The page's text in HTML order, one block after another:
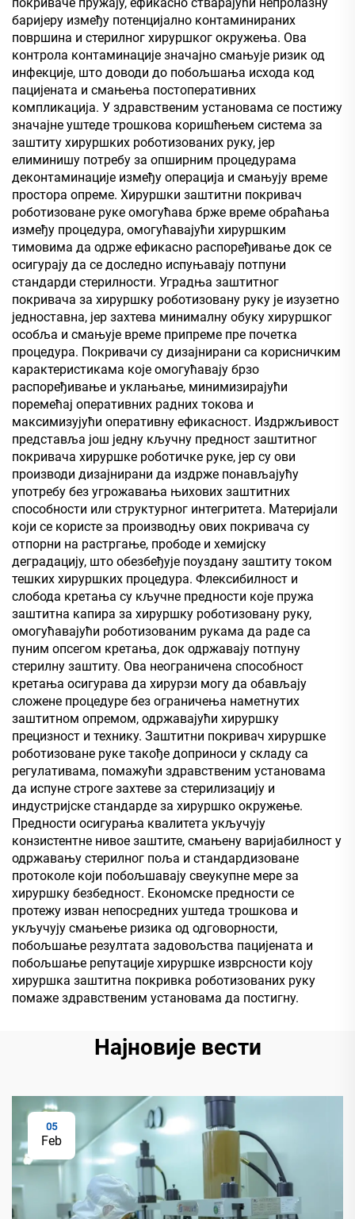
баријеру између потенцијално контаминираних
површина и стерилног хируршког окружења. Ова
контрола контаминације значајно смањује ризик од
инфекције, што доводи до побољшања исхода код
пацијената и смањења постоперативних
компликација. У здравственим установама се постижу
значајне уштеде трошкова коришћењем система за
заштиту хируршких роботизованих руку, јер
елиминишу потребу за опширним процедурама
деконтаминације између операција и смањују време
простора опреме. Хируршки заштитни покривач
роботизоване руке омогућава брже време обраћања
између процедура, омогућавајући хируршким
тимовима да одрже ефикасно распоређивање док се
осигурају да се доследно испуњавају потпуни
стандарди стерилности. Уградња заштитног
покривача за хируршку роботизовану руку је изузетно
једноставна, јер захтева минималну обуку хируршког
особља и смањује време припреме пре почетка
процедура. Покривачи су дизајнирани са корисничким
карактеристикама које омогућавају брзо
распоређивање и уклањање, минимизирајући
поремећај оперативних радних токова и
максимизујући оперативну ефикасност. Издржљивост
представља још једну кључну предност заштитног
покривача хируршке роботичке руке, јер су ови
производи дизајнирани да издрже понављајућу
употребу без угрожавања њихових заштитних
способности или структурног интегритета. Материјали
који се користе за производњу ових покривача су
отпорни на растргање, прободе и хемијску
деградацију, што обезбеђује поуздану заштиту током
тешких хируршких процедура. Флексибилност и
слобода кретања су кључне предности које пружа
заштитна капира за хируршку роботизовану руку,
омогућавајући роботизованим рукама да раде са
пуним опсегом кретања, док одржавају потпуну
стерилну заштиту. Ова неограничена способност
кретања осигурава да хирурзи могу да обављају
сложене процедуре без ограничења наметнутих
заштитном опремом, одржавајући хируршку
прецизност и технику. Заштитни покривач хируршке
роботизоване руке такође доприноси у складу са
регулативама, помажући здравственим установама
да испуне строге захтеве за стерилизацију и
индустријске стандарде за хируршко окружење.
Предности осигурања квалитета укључују
конзистентне нивое заштите, смањену варијабилност у
одржавању стерилног поља и стандардизоване
протоколе који побољшавају свеукупне мере за
хируршку безбедност. Економске предности се
протежу изван непосредних уштеда трошкова и
укључују смањење ризика од одговорности,
побољшање резултата задовољства пацијената и
побољшање репутације хируршке изврсности коју
хируршка заштитна покривка роботизованих руку
помаже здравственим установама да постигну.
Најновије вести
05
Feb